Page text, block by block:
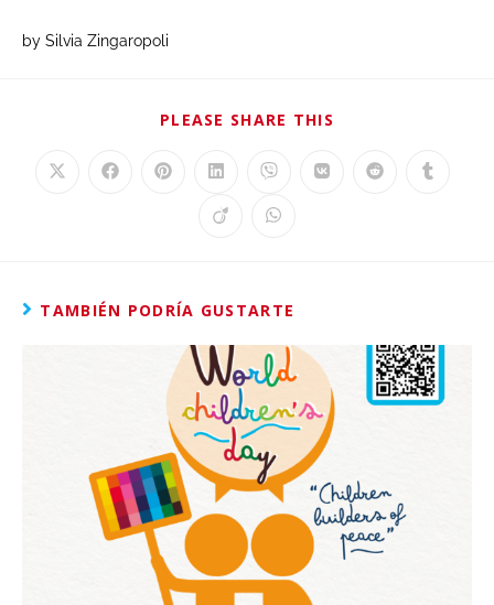
by Silvia Zingaropoli
PLEASE SHARE THIS
TAMBIÉN PODRÍA GUSTARTE